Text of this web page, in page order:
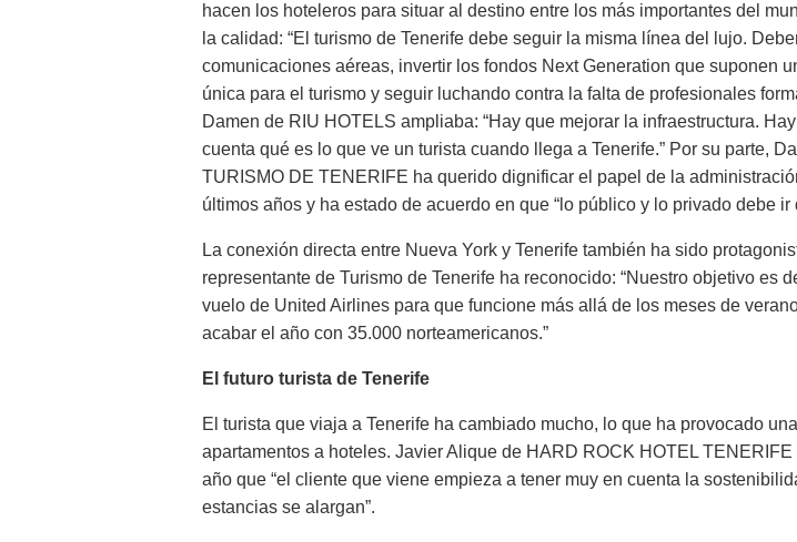
hacen los hoteleros para situar al destino entre los más importantes del
la calidad: “El turismo de Tenerife debe seguir la misma línea del lujo.
comunicaciones aéreas, invertir los fondos Next Generation que suponen
única para el turismo y seguir luchando contra la falta de profesionales
Damen de RIU HOTELS ampliaba: “Hay que mejorar la infraestructura.
cuenta qué es lo que ve un turista cuando llega a Tenerife.” Por su parte,
TURISMO DE TENERIFE ha querido dignificar el papel de la
últimos años y ha estado de acuerdo en que “lo público y lo privado debe ir
La conexión directa entre Nueva York y Tenerife también ha sido
representante de Turismo de Tenerife ha reconocido: “Nuestro objetivo es
vuelo de United Airlines para que funcione más allá de los meses de
acabar el año con 35.000 norteamericanos.”
El futuro turista de Tenerife
El turista que viaja a Tenerife ha cambiado mucho, lo que ha provocado
apartamentos a hoteles. Javier Alique de HARD ROCK HOTEL
año que “el cliente que viene empieza a tener muy en cuenta la
estancias se alargan”.